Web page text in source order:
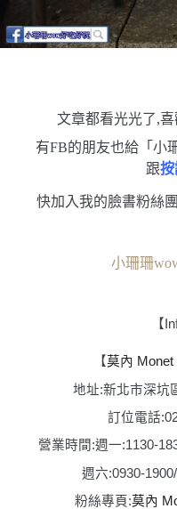
文章都看光光了,
有FB的朋友也給「小珊
跟按
快加入我的臉書粉絲團,
小珊珊
【
【莫內 Monet
地址:新北市深坑
訂位電話
營業時間:週一:1130-
週六:0930-
粉絲專頁:莫內